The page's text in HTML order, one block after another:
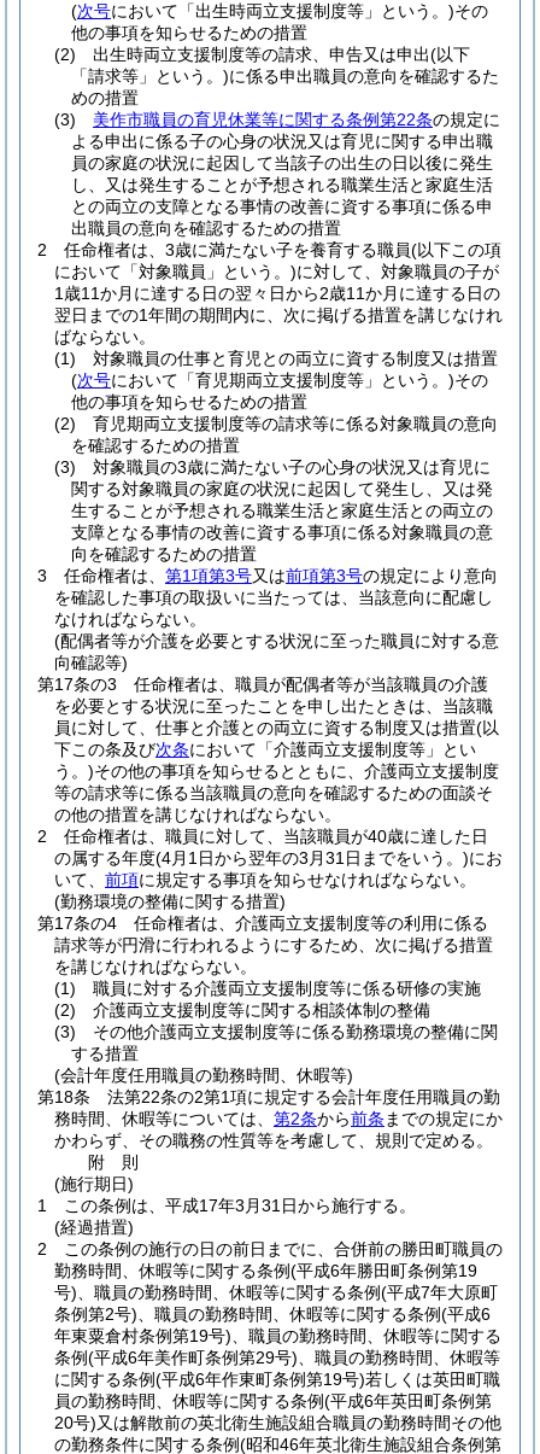
(次号において「出生時両立支援制度等」という。)その
他の事項を知らせるための措置
(2)
出生時両立支援制度等の請求、申告又は申出(以下
「請求等」という。)に係る申出職員の意向を確認するた
めの措置
(3)
美作市職員の育児休業等に関する条例第22条の規定に
よる申出に係る子の心身の状況又は育児に関する申出職
員の家庭の状況に起因して当該子の出生の日以後に発生
し、又は発生することが予想される職業生活と家庭生活
との両立の支障となる事情の改善に資する事項に係る申
出職員の意向を確認するための措置
2
任命権者は、3歳に満たない子を養育する職員(以下この項
において「対象職員」という。)に対して、対象職員の子が
1歳11か月に達する日の翌々日から2歳11か月に達する日の
翌日までの1年間の期間内に、次に掲げる措置を講じなけれ
ばならない。
(1)
対象職員の仕事と育児との両立に資する制度又は措置
(次号において「育児期両立支援制度等」という。)その
他の事項を知らせるための措置
(2)
育児期両立支援制度等の請求等に係る対象職員の意向
を確認するための措置
(3)
対象職員の3歳に満たない子の心身の状況又は育児に
関する対象職員の家庭の状況に起因して発生し、又は発
生することが予想される職業生活と家庭生活との両立の
支障となる事情の改善に資する事項に係る対象職員の意
向を確認するための措置
3
任命権者は、 第1項第3号又は前項第3号の規定により意向
を確認した事項の取扱いに当たっては、当該意向に配慮し
なければならない。
(配偶者等が介護を必要とする状況に至った職員に対する意
向確認等)
第17条の3
任命権者は、職員が配偶者等が当該職員の介護
を必要とする状況に至ったことを申し出たときは、当該職
員に対して、仕事と介護との両立に資する制度又は措置(以
下この条及び次条において「介護両立支援制度等」とい
う。)その他の事項を知らせるとともに、介護両立支援制度
等の請求等に係る当該職員の意向を確認するための面談そ
の他の措置を講じなければならない。
2
任命権者は、職員に対して、当該職員が40歳に達した日
の属する年度(4月1日から翌年の3月31日までをいう。)にお
いて、 前項に規定する事項を知らせなければならない。
(勤務環境の整備に関する措置)
第17条の4
任命権者は、介護両立支援制度等の利用に係る
請求等が円滑に行われるようにするため、次に掲げる措置
を講じなければならない。
(1)
職員に対する介護両立支援制度等に係る研修の実施
(2)
介護両立支援制度等に関する相談体制の整備
(3)
その他介護両立支援制度等に係る勤務環境の整備に関
する措置
(会計年度任用職員の勤務時間、休暇等)
第18条
法第22条の2第1項に規定する会計年度任用職員の勤
務時間、休暇等については、 第2条から前条 までの規定にか
かわらず、その職務の性質等を考慮して、規則で定める。
附 則
(施行期日)
1
この条例は、平成17年3月31日から施行する。
(経過措置)
2
この条例の施行の日の前日までに、合併前の勝田町職員の
勤務時間、休暇等に関する条例(平成6年勝田町条例第19
号) 、職員の勤務時間、休暇等に関する条例(平成7年大原町
条例第2号) 、職員の勤務時間、休暇等に関する条例(平成6
年東粟倉村条例第19号) 、職員の勤務時間、休暇等に関する
条例(平成6年美作町条例第29号) 、職員の勤務時間、休暇等
に関する条例(平成6年作東町条例第19号)若しくは英田町職
員の勤務時間、休暇等に関する条例(平成6年英田町条例第
20号)又は解散前の英北衛生施設組合職員の勤務時間その他
の勤務条件に関する条例(昭和46年英北衛生施設組合条例第